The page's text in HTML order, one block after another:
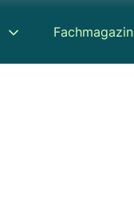
Fachmagazin